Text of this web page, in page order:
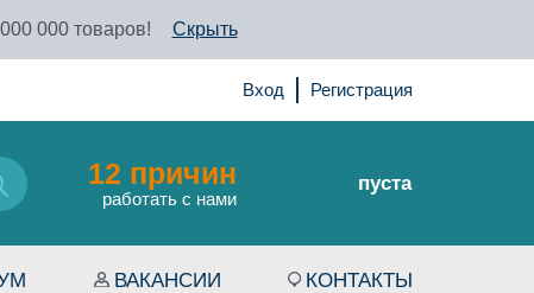
000 товаров! Скрыть
Вход Регистрация
12 причин
работать с нами
пуста
ВАКАНСИИ КОНТАКТЫ